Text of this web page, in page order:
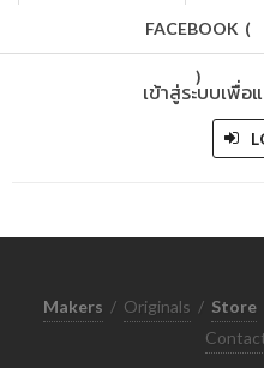
FACEBOOK (
)
เข้าสู่ระบบเพื่
Makers / Originals / Store